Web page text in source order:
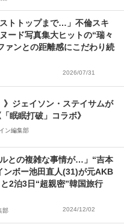
トトップまで…」不倫スキ
ード写真集大ヒットの“瑞々
ァンとの距離感にこだわり続
2026/07/31
》ジェイソン・ステイサムが
眠眠打破」コラボ》
ン編集部
ルとの複雑な事情が…」“吉本
ンボー池田直人(31)が元AKB
2泊3日“超親密”韓国旅行
部 2024/12/02